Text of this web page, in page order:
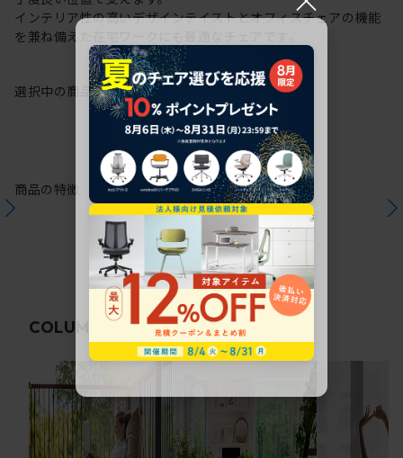
インテリア性の高いデザインテイストとオフィスチェアの機能
を兼ね備えた在宅ワークにも最適なチェアです。
選択中の商品情報保証注意事項
商品の特徴
COLUMN 関連コラム